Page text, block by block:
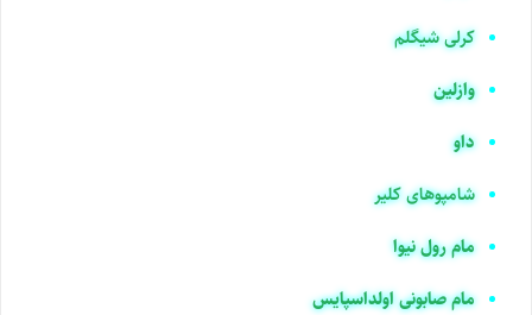
کرلی شیگلم
وازلین
داو
شامپوهای کلیر
مام رول نیوا
مام صابونی اولداسپایس